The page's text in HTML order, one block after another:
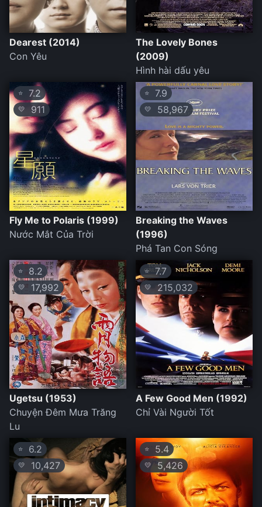
Dearest (2014)
Con Yêu
The Lovely Bones
(2009)
Hình hài dấu yêu
⭐ 7.2
💛 911
Fly Me to Polaris (1999)
Nước Mắt Của Trời
⭐ 7.9
💛 58,967
Breaking the Waves
(1996)
Phá Tan Con Sóng
⭐ 8.2
💛 17,992
Ugetsu (1953)
Chuyện Đêm Mưa Trăng
Lu
⭐ 7.7
💛 215,032
A Few Good Men (1992)
Chỉ Vài Người Tốt
⭐ 6.2
💛 10,427
⭐ 5.4
💛 5,426